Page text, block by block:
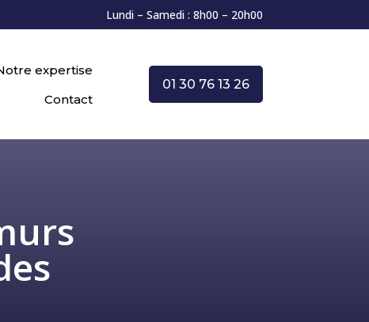
Lundi – Samedi : 8h00 – 20h00
expertise
Contact
01 30 76 13 26